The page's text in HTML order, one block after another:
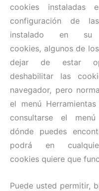
cookies instaladas
configuración de
instalado en su
cookies, algunos de
dejar de estar
deshabilitar las
navegador, pero
el menú
consultarse el
dónde puedes
podrá en
cookies quiere que
Puede usted permitir,